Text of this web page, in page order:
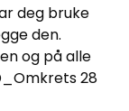
deg bruke
den.
og på alle
28